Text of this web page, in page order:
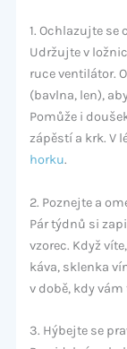
1. Ochlazujte se
Udržujte v
ruce ventilátor.
(bavlna, len),
Pomůže i
zápěstí a krk. V
horku.
2. Poznejte a
Pár týdnů si
vzorec. Když
káva, sklenka
v době, kdy
3. Hýbejte se